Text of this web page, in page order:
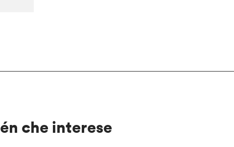
che interese